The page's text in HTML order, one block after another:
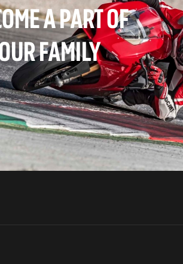
A PART OF
FAMILY